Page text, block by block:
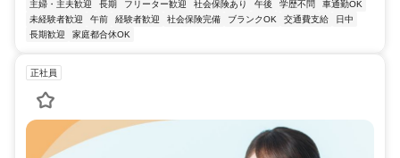
主婦・主夫歓迎 長期 フリーター歓迎 社会保険あり 午後 学歴不問
車通勤OK
未経験者歓迎
午前 経験者歓迎 社会保険完備 ブランクOK 交通費支給
日中
長期歓迎
家庭都合休OK
正社員